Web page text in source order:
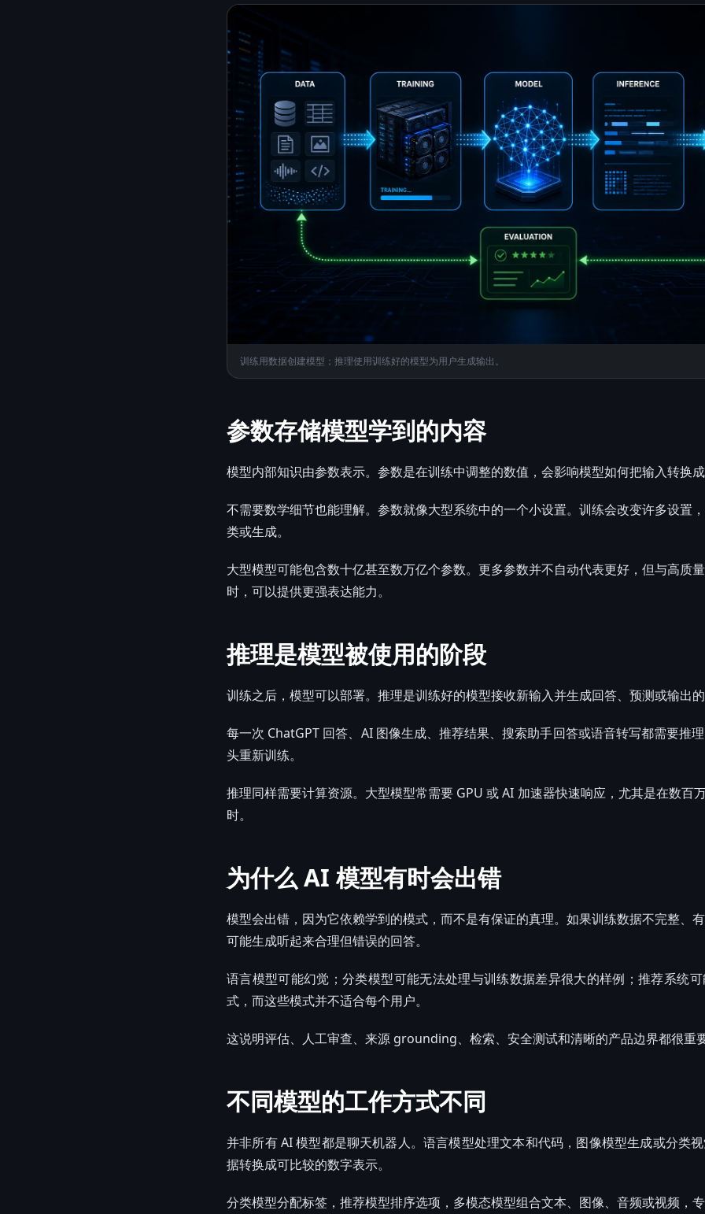
训练用数据创建模型；推理使用训练好的模型为用户生成输出。
参数存储模型学到的内容
模型内部知识由参数表示。参数是在训练中调整的数值，会影响模型如何把输入转换
不需要数学细节也能理解。参数就像大型系统中的一个小设置。训练会改变许多设置
类或生成。
大型模型可能包含数十亿甚至数万亿个参数。更多参数并不自动代表更好，但与高质
时，可以提供更强表达能力。
推理是模型被使用的阶段
训练之后，模型可以部署。推理是训练好的模型接收新输入并生成回答、预测或输出
每一次 ChatGPT 回答、AI 图像生成、推荐结果、搜索助手回答或语音转写都需要推
头重新训练。
推理同样需要计算资源。大型模型常需要 GPU 或 AI 加速器快速响应，尤其是在数
时。
为什么 AI 模型有时会出错
模型会出错，因为它依赖学到的模式，而不是有保证的真理。如果训练数据不完整、
可能生成听起来合理但错误的回答。
语言模型可能幻觉；分类模型可能无法处理与训练数据差异很大的样例；推荐系统
式，而这些模式并不适合每个用户。
这说明评估、人工审查、来源 grounding、检索、安全测试和清晰的产品边界都很重
不同模型的工作方式不同
并非所有 AI 模型都是聊天机器人。语言模型处理文本和代码，图像模型生成或分类
据转换成可比较的数字表示。
分类模型分配标签，推荐模型排序选项，多模态模型组合文本、图像、音频或视频，